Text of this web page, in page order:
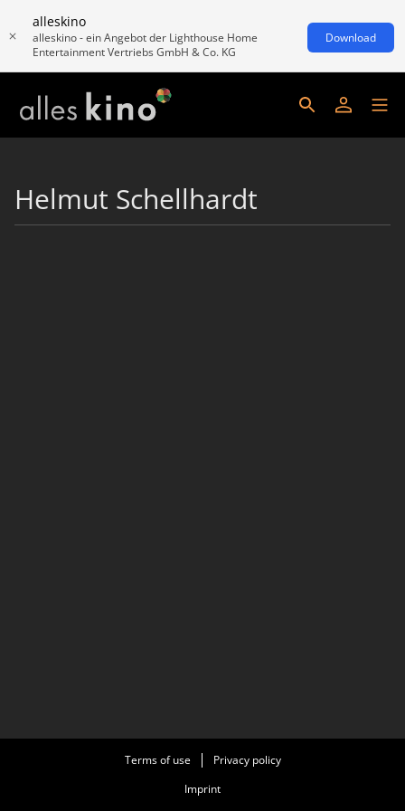
alleskino
alleskino - ein Angebot der Lighthouse Home
Entertainment Vertriebs GmbH & Co. KG
Download
Helmut Schellhardt
Terms of use
Privacy policy
Imprint